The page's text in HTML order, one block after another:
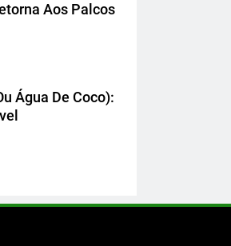
Aos Palcos
Água De Coco):